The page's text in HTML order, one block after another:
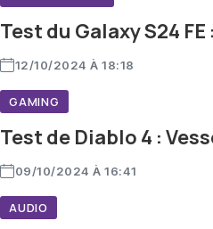
Test du Galaxy S24
12/10/2024 À 18:18
GAMING
Test de Diablo 4 :
09/10/2024 À 16:41
AUDIO